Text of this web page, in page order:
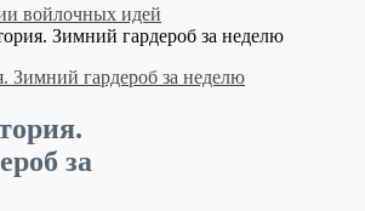
войлочных идей
Зимний гардероб за неделю
за